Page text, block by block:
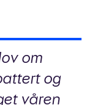
om
og
våren